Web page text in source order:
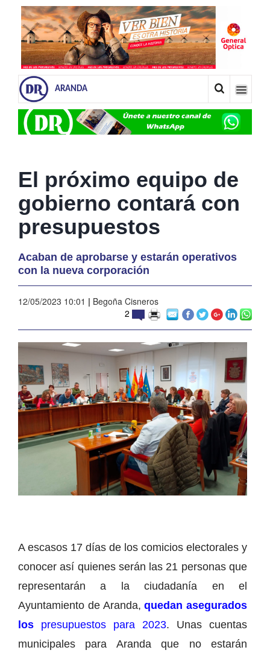
ARANDA
El próximo equipo de
gobierno contará con
presupuestos
Acaban de aprobarse y estarán operativos
con la nueva corporación
12/05/2023 10:01 | Begoña Cisneros
2
A escasos 17 días de los comicios electorales y
conocer así quienes serán las 21 personas que
representarán a la ciudadanía en el
Ayuntamiento de Aranda,quedan asegurados
los presupuestos para 2023. Unas cuentas
municipales para Aranda que no estarán